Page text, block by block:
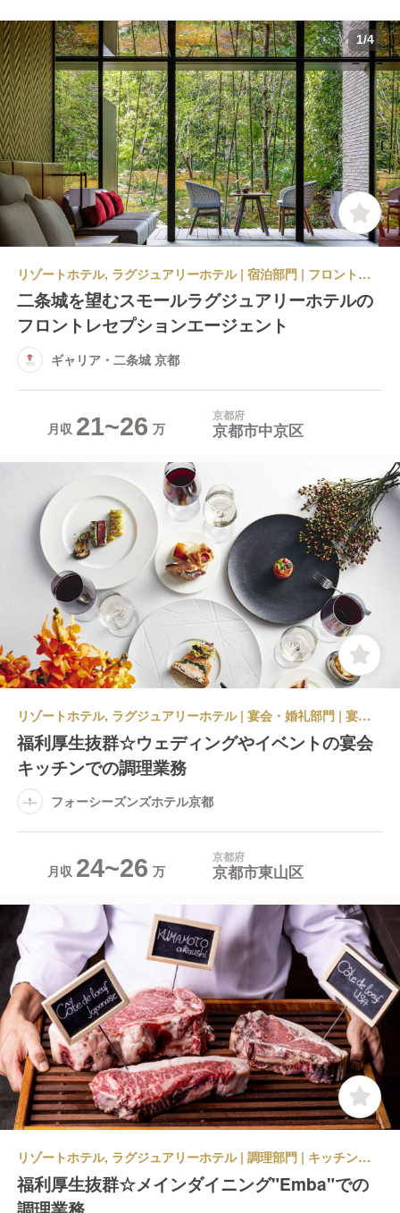
1/4
リゾートホテル, ラグジュアリーホテル | 宿泊部門 | フロントスタッフ | ギャリア・二条城 京都
二条城を望むスモールラグジュアリーホテルの
フロントレセプションエージェント
ギャリア・二条城 京都
月収 21~26 京都府
京都市中京区
リゾートホテル, ラグジュアリーホテル | 宴会・婚礼部門 | 宴会調理 | フォーシーズンズホテル京都
福利厚生抜群☆ウェディングやイベントの宴会
キッチンでの調理業務
フォーシーズンズホテル京都
月収 24~26 京都府
京都市東山区
リゾートホテル, ラグジュアリーホテル | 調理部門 | キッチンスタッフ | フォーシーズンズホテル京都
福利厚生抜群☆メインダイニング"Emba"での